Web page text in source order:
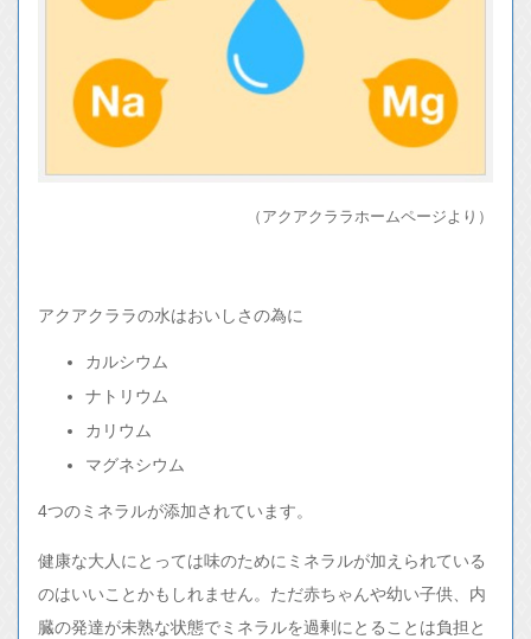
（アクアクララホームページより）
アクアクララの水はおいしさの為に
カルシウム
ナトリウム
カリウム
マグネシウム
4つのミネラルが添加されています。
健康な大人にとっては味のためにミネラルが加えられている
のはいいことかもしれません。ただ赤ちゃんや幼い子供、内
臓の発達が未熟な状態でミネラルを過剰にとることは負担と